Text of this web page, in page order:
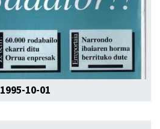
1995-10-01